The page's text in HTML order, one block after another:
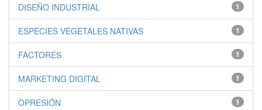
1
DISEÑO INDUSTRIAL
1
ESPECIES VEGETALES NATIVAS
1
FACTORES
1
MARKETING DIGITAL
1
OPRESIÓN